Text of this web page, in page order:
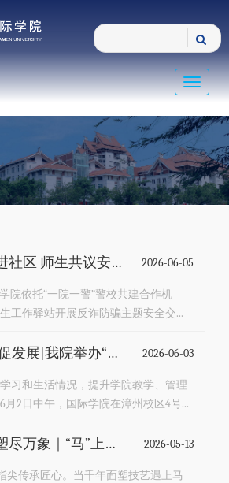
Toggle
法治辅导员进社区 师生共议安全话题 2026-06-05
院依托“一院一警”警校共建合作机
工作驿站开展反诈防骗主题安全交...
倾听心声 共促发展|我院举办“融思共育，院长有约”学生座谈会 2026-06-03
习和生活情况，提升学院教学、管理
月2日中午，国际学院在漳州校区4号...
指尖非遗，塑尽万象｜“马”上传承——国际学院开展非遗面塑体验活动 2026-05-13
尖传承匠心。当千年面塑技艺遇上马